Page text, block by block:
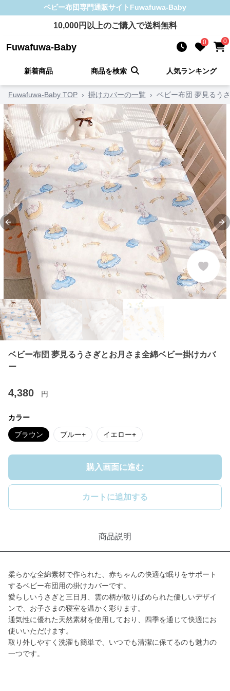
ベビー布団専門通販サイト Fuwafuwa-Baby
10,000円以上のご購入で送料無料
Fuwafuwa-Baby 0 0
新着商品 商品を検索 人気ランキング
Fuwafuwa-Baby TOP › 掛けカバーの一覧 › ベビー布団 夢見るう
Previous slide
ベビー布団 夢見るうさぎとお月さま全綿ベビー掛けカバ
ー
4,380 円
カラー
ブラウン ブルー+ イエロー+
購入画面に進む
カートに追加する
商品説明
柔らかな全綿素材で作られた、赤ちゃんの快適な眠りをサポート
するベビー布団用の掛けカバーです。
愛らしいうさぎと三日月、雲の柄が散りばめられた優しいデザイ
ンで、お子さまの寝室を温かく彩ります。
通気性に優れた天然素材を使用しており、四季を通じて快適にお
使いいただけます。
取り外しやすく洗濯も簡単で、いつでも清潔に保てるのも魅力の
一つです。